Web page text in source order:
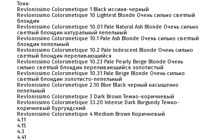
Тона:
Revlonissimo Colorsmetique 1 Black иссиня-черный
Revlonissimo Colorsmetique 10 Lightest Blonde Очень сильно светлый
блондин
Revlonissimo Colorsmetique 10.01 Pale Natural Ash Blonde Очень сильно
светлый блондин натуральный пепельный
Revlonissimo Colorsmetique 10.1 Pale Ash Blonde Очень сильно светлый
блондин пепельный
Revlonissimo Colorsmetique 10.2 Pale Indescent Blonde Очень сильно
светлый блондин переливающийся
Revlonissimo Colorsmetique 10.23 Pale Pearly Beige Blonde Очень
сильно светлый блондин переливающийся золотистый
Revlonissimo Colorsmetique 10.31 Pale Beige Blonde Очень сильно
светлый блондин золотисто-пепельный
Revlonissimo Colorsmetique 2.10 Blue Black черный насыщенно
пепельный
Revlonissimo Colorsmetique 3 Dark Brown Темно-коричневый
Revlonissimo Colorsmetique 33.20 Intense Dark Burgundy Темно-
коричневый бургундский
Revlonissimo Colorsmetique 4 Medium Brown Коричневый
4.11
4.15
4.3
4.41